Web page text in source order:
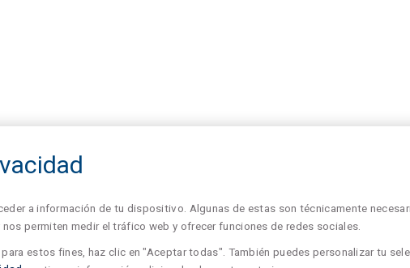
a información de tu dispositivo. Algunas de estas son técnicamente
permiten medir el tráfico web y ofrecer funciones de redes sociales.
estos fines, haz clic en "Aceptar todas". También puedes personalizar tu